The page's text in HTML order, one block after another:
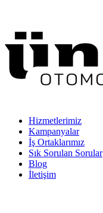
Hizmetlerimiz
Kampanyalar
İş Ortaklarımız
Sık Sorulan Sorular
Blog
İletişim